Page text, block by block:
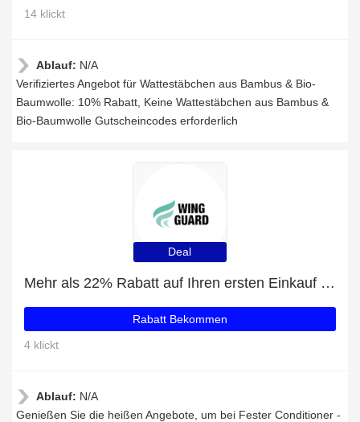
14 klickt
Ablauf: N/A
Verifiziertes Angebot für Wattestäbchen aus Bambus & Bio-
Baumwolle: 10% Rabatt, Keine Wattestäbchen aus Bambus &
Bio-Baumwolle Gutscheincodes erforderlich
Deal
Mehr als 22% Rabatt auf Ihren ersten Einkauf plus 5% Rabatt auf Fester Conditioner - feine Vanille
Rabatt Bekommen
4 klickt
Ablauf: N/A
Genießen Sie die heißen Angebote, um bei Fester Conditioner -